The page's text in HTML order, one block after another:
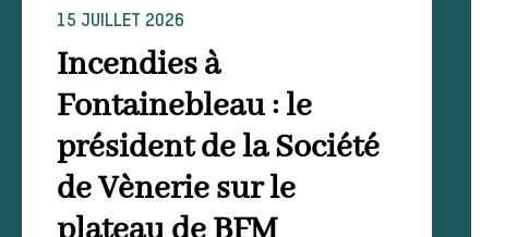
15 JUILLET 2026
Incendies à
Fontainebleau : le
président de la Société
de Vènerie sur le